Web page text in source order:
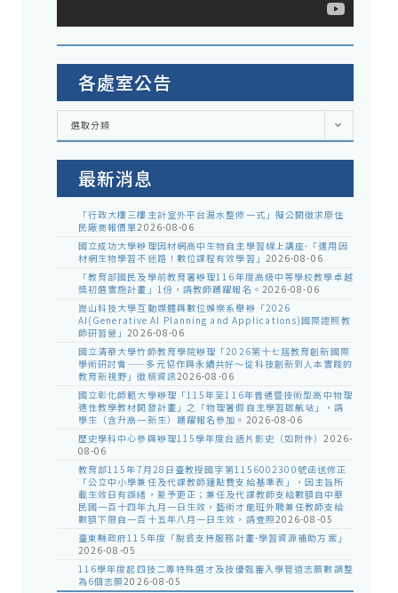
各處室公告
各
室
選取分類
最新消息
「行政大樓三樓主計室外平台漏水整修一式」擬公開徵求原住
民廠商報價單2026-08-06
國立成功大學辦理因材網高中生物自主學習線上講座-「運用因
材網生物學習不迷路！數位課程有效學習」 2026-08-06
「教育部國民及學前教育署辦理116年度高級中等學校教學卓越
獎初選實施計畫」1份，請教師踴躍報名。 2026-08-06
崑山科技大學互動媒體與數位娛樂系舉辦「2026
AI(Generative AI Planning and Applications)國際證照教
師研習營」2026-08-06
國立清華大學竹師教育學院辦理「2026第十七屆教育創新國際
學術研討會——多元協作與永續共好～從科技創新到人本實踐的
教育新視野」徵稿資訊2026-08-06
國立彰化師範大學辦理「115年至116年普通暨技術型高中物理
適性教學教材開發計畫」之「物理暑假自主學習啟航站」，請
學生（含升高一新生）踴躍報名參加。 2026-08-06
歷史學科中心參與辦理115學年度台語片影史（如附件）2026-
08-06
教育部115年7月28日臺教授國字第1156002300號函送修正
「公立中小學兼任及代課教師鐘點費支給基準表」，因主旨所
載生效日有誤繕，爰予更正；兼任及代課教師支給數額自中華
民國一百十四年九月一日生效，藝術才能班外聘兼任教師支給
數額下限自一百十五年八月一日生效，請查照2026-08-05
臺東縣政府115年度「脫貧支持服務計畫-學習資源補助方案」
2026-08-05
116學年度起四技二專特殊選才及技優甄審入學管道志願數調整
為6個志願2026-08-05